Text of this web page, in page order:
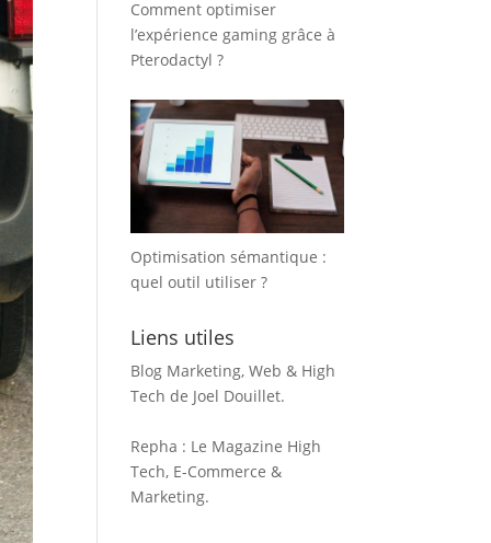
Comment optimiser
l’expérience gaming grâce à
Pterodactyl ?
Optimisation sémantique :
quel outil utiliser ?
Liens utiles
Blog Marketing, Web & High
Tech de Joel Douillet.
Repha : Le Magazine High
Tech, E-Commerce &
Marketing.